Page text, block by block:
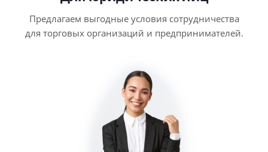
Предлагаем выгодные условия сотрудничества
для торговых организаций и предпринимателей.